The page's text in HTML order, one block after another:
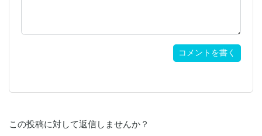
コメントを書く
この投稿に対して返信しませんか？